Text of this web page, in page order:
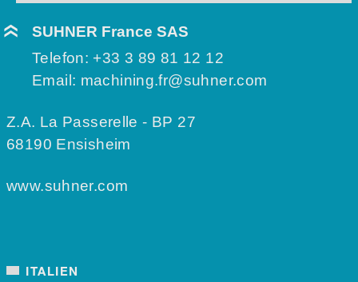
SUHNER France SAS
Telefon: +33 3 89 81 12 12
Email: machining.fr@suhner.com
Z.A. La Passerelle - BP 27
68190 Ensisheim
www.suhner.com
ITALIEN